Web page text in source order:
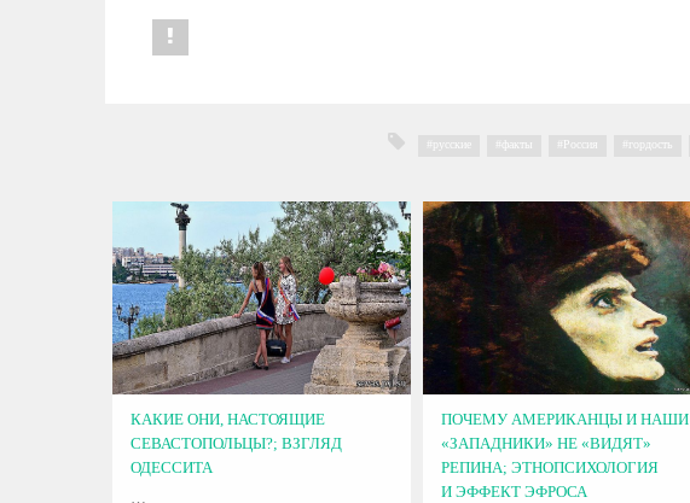
русские факты Россия гордость
КАКИЕ ОНИ, НАСТОЯЩИЕ
СЕВАСТОПОЛЬЦЫ?; ВЗГЛЯД
ОДЕССИТА
ПОЧЕМУ АМЕРИКАНЦЫ И НАШИ
«ЗАПАДНИКИ» НЕ «ВИДЯТ»
РЕПИНА; ЭТНОПСИХОЛОГИЯ
И ЭФФЕКТ ЭФРОСА